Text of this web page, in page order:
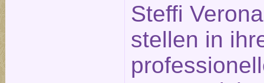
Steffi
stellen in